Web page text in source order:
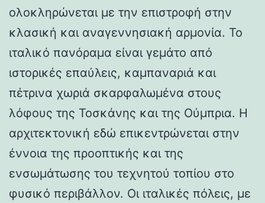
ολοκληρώνεται με την επιστροφή στην
κλασική και αναγεννησιακή αρμονία. Το
ιταλικό πανόραμα είναι γεμάτο από
ιστορικές επαύλεις, καμπαναριά και
πέτρινα χωριά σκαρφαλωμένα στους
λόφους της Τοσκάνης και της Ούμπρια. Η
αρχιτεκτονική εδώ επικεντρώνεται στην
έννοια της προοπτικής και της
ενσωμάτωσης του τεχνητού τοπίου στο
φυσικό περιβάλλον. Οι ιταλικές πόλεις, με